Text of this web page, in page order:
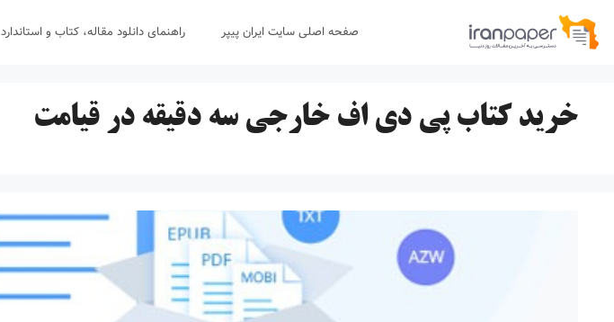
پرش
صفحه اصلی سایت ایران پیپر راهنمای دانلود مقاله، کتاب و استاندارد
خرید کتاب پی دی اف خارجی سه دقیقه در قیامت